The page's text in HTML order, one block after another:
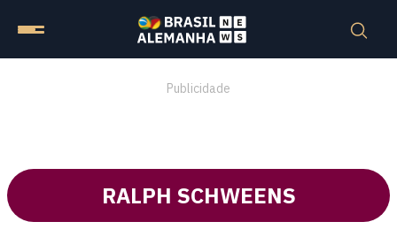
Publicidade
RALPH SCHWEENS